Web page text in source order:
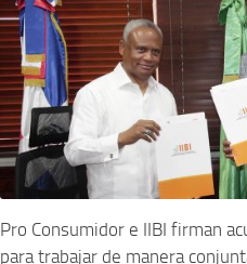
Pro Consumidor e IIBI firman
para trabajar de manera